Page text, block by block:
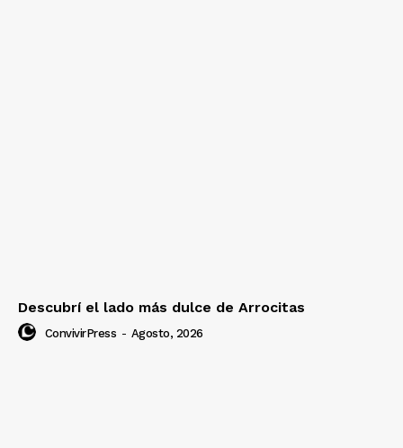
Descubrí el lado más dulce de Arrocitas
ConvivirPress - Agosto, 2026